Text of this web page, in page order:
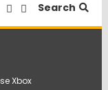
Search
Xbox